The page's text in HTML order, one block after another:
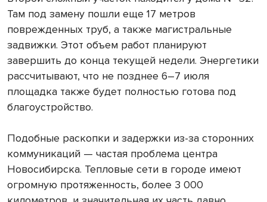
Там под замену пошли еще 17 метров
поврежденных труб, а также магистральные
задвижки. Этот объем работ планируют
завершить до конца текущей недели. Энергетики
рассчитывают, что не позднее 6–7 июля
площадка также будет полностью готова под
благоустройство.
Подобные раскопки и задержки из-за сторонних
коммуникаций — частая проблема центра
Новосибирска. Тепловые сети в городе имеют
огромную протяженность, более 3 000